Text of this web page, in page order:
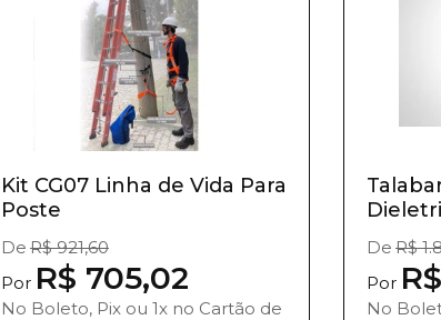
Kit CG07 Linha de Vida Para
Poste
De R$ 921,60
Por R$ 705,02
No Boleto, Pix ou 1x no Cartão de
De R$
Por
No